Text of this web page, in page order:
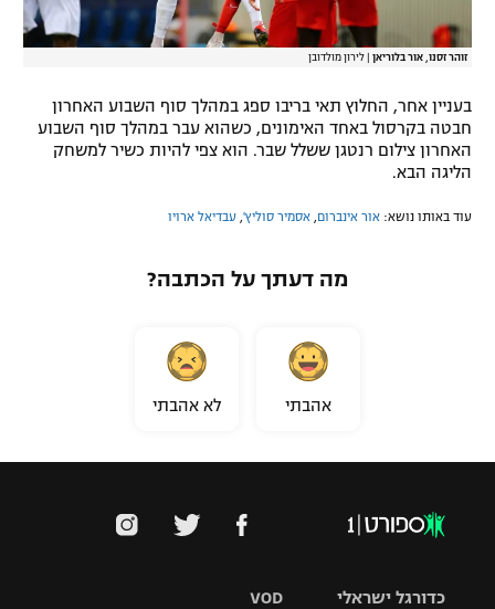
זוהר זסנו, אור בלוריאן לירון מולדובן
בעניין אחר, החלוץ תאי בריבו ספג במהלך סוף השבוע האחרון
חבטה בקרסול באחד האימונים, כשהוא עבר במהלך סוף השבוע
האחרון צילום רנטגן ששלל שבר. הוא צפי להיות כשיר למשחק
הליגה הבא.
עוד באותו נושא: אור אינברום אסמיר סוליץ' עבדיאל ארויו
מה דעתך על הכתבה?
אהבתי לא אהבתי
VOD כדורגל ישראלי